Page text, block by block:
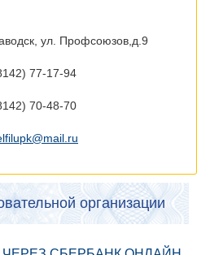
ул. Профсоюзов,д.9
77-17-94
70-48-70
организации